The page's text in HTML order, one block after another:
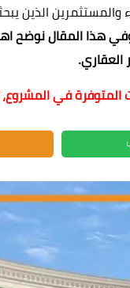
الذين
هذا المقال نوضح
العقاري.
المتوفرة في المشروع،